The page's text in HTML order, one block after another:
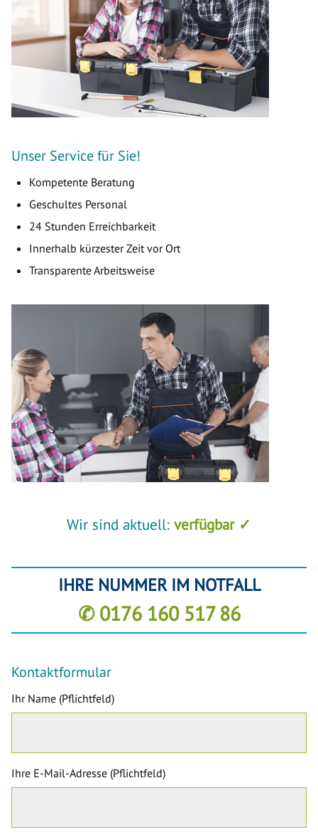
Unser Service für Sie!
Kompetente Beratung
Geschultes Personal
24 Stunden Erreichbarkeit
Innerhalb kürzester Zeit vor Ort
Transparente Arbeitsweise
Wir sind aktuell: verfügbar ✓
IHRE NUMMER IM NOTFALL
✆ 0176 160 517 86
Kontaktformular
Ihr Name (Pflichtfeld)
Ihre E-Mail-Adresse (Pflichtfeld)